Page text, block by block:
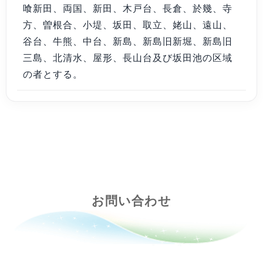
喰新田、両国、新田、木戸台、長倉、於幾、寺
方、曽根合、小堤、坂田、取立、姥山、遠山、
谷台、牛熊、中台、新島、新島旧新堀、新島旧
三島、北清水、屋形、長山台及び坂田池の区域
の者とする。
お問い合わせ